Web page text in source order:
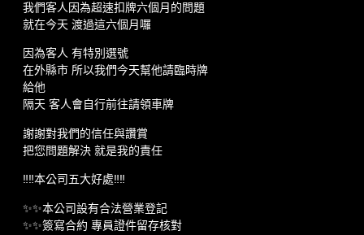
我們客人因為超速扣牌六個月的問題
就在今天 渡過這六個月囉
因為客人 有特別選號
在外縣市 所以我們今天幫他請臨時牌
給他
隔天 客人會自行前往請領車牌
謝謝對我們的信任與讚賞
把您問題解決 就是我的責任
‼️‼️本公司五大好處‼️‼️
✨✨本公司設有合法營業登記
✨✨簽寫合約 專員證件留存核對